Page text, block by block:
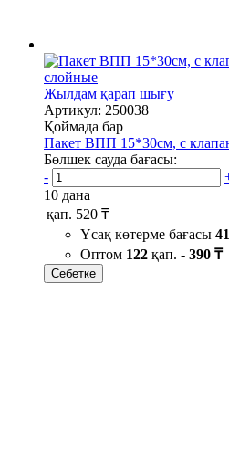
Жылдам қарап шығу
Артикул: 250038
Қоймада бар
Пакет ВПП 15*30см, с
Бөлшек сауда бағасы:
-
10 дана
қап. 520 ₸
Ұсақ көтерме бағасы 41
Оптом 122 қап. - 390 ₸
Себетке